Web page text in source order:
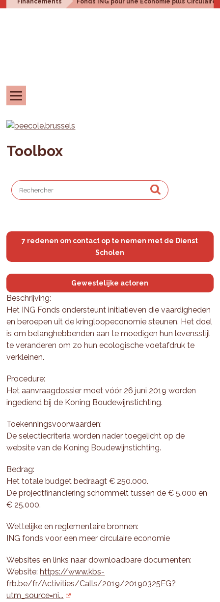
Financements Fonds ING pour une Economie plus Circulaire
Toolbox
7 redenen om contact op te nemen met de Dienst
Scholen
Gewestelijke actoren
Beschrijving:
Het ING Fonds ondersteunt initiatieven die vaardigheden
en beroepen uit de kringloopeconomie steunen. Het doel
is om belanghebbenden aan te moedigen hun levensstijl
te veranderen om zo hun ecologische voetafdruk te
verkleinen.
Procedure:
Het aanvraagdossier moet vóór 26 juni 2019 worden
ingediend bij de Koning Boudewijnstichting.
Toekenningsvoorwaarden:
De selectiecriteria worden nader toegelicht op de
website van de Koning Boudewijnstichting.
Bedrag:
Het totale budget bedraagt € 250.000.
De projectfinanciering schommelt tussen de € 5.000 en
€ 25.000.
Wettelijke en reglementaire bronnen:
ING fonds voor een meer circulaire economie
Websites en links naar downloadbare documenten:
Website:https://www.kbs-
frb.be/fr/Activities/Calls/2019/20190325EG?
utm_source=ni...